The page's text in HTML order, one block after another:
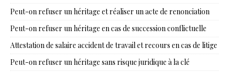
Peut-on refuser un héritage et réaliser un acte de renonciation
Peut-on refuser un héritage en cas de succession conflictuelle
Attestation de salaire accident de travail et recours en cas de litige
Peut-on refuser un héritage sans risque juridique à la clé